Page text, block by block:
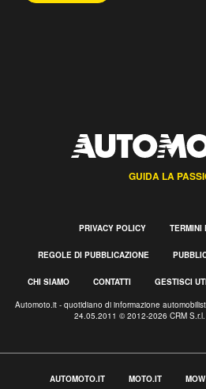
GUIDA LA
PRIVACY POLICY TERMINI
REGOLE DI PUBBLICAZIONE
CHI SIAMO CONTATTI GESTISCI
Automoto.it - quotidiano di informazione
24.05.2011 © 2012-2026 CRM
AUTOMOTO.IT MOTO.IT MOW